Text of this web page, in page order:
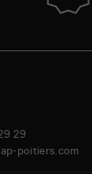
29
poitiers.com